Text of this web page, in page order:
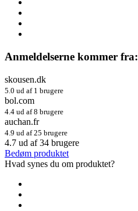
Anmeldelserne kommer fra:
skousen.dk
5.0 ud af 1 brugere
bol.com
4.4 ud af 8 brugere
auchan.fr
4.9 ud af 25 brugere
4.7 ud af34 brugere
Bedøm produktet
Hvad synes du om produktet?